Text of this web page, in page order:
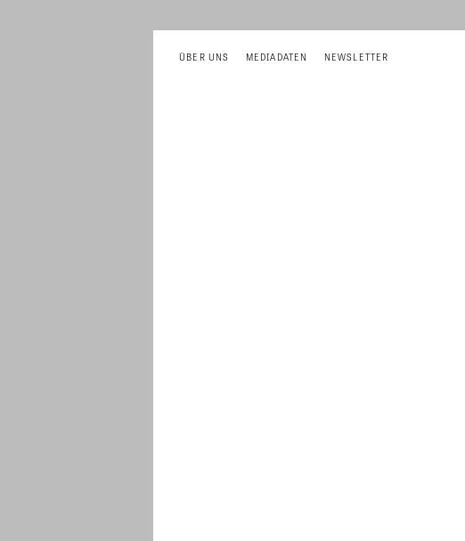
ÜBER UNS MEDIADATEN NEWSLETTER